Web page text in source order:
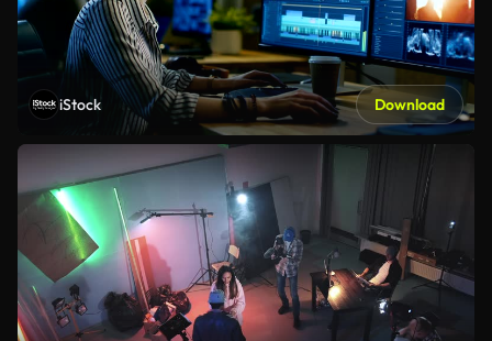
iStock Download